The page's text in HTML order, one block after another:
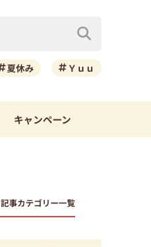
夏休み Ｙｕｕ
キャンペーン
記事カテゴリー一覧